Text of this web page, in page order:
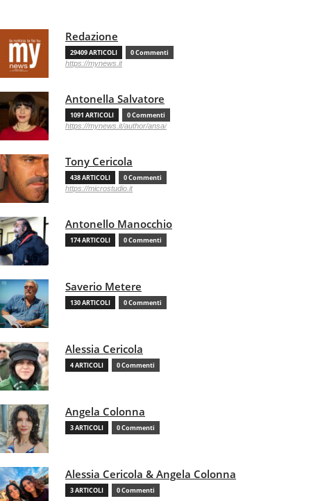
Redazione
29409 ARTICOLI 0 Commenti
https://mynews.it
Antonella Salvatore
1091 ARTICOLI 0 Commenti
https://mynews.it/author/ansa/
Tony Cericola
438 ARTICOLI 0 Commenti
https://microstudio.it
Antonello Manocchio
174 ARTICOLI 0 Commenti
Saverio Metere
130 ARTICOLI 0 Commenti
Alessia Cericola
4 ARTICOLI 0 Commenti
Angela Colonna
3 ARTICOLI 0 Commenti
Alessia Cericola & Angela Colonna
3 ARTICOLI 0 Commenti